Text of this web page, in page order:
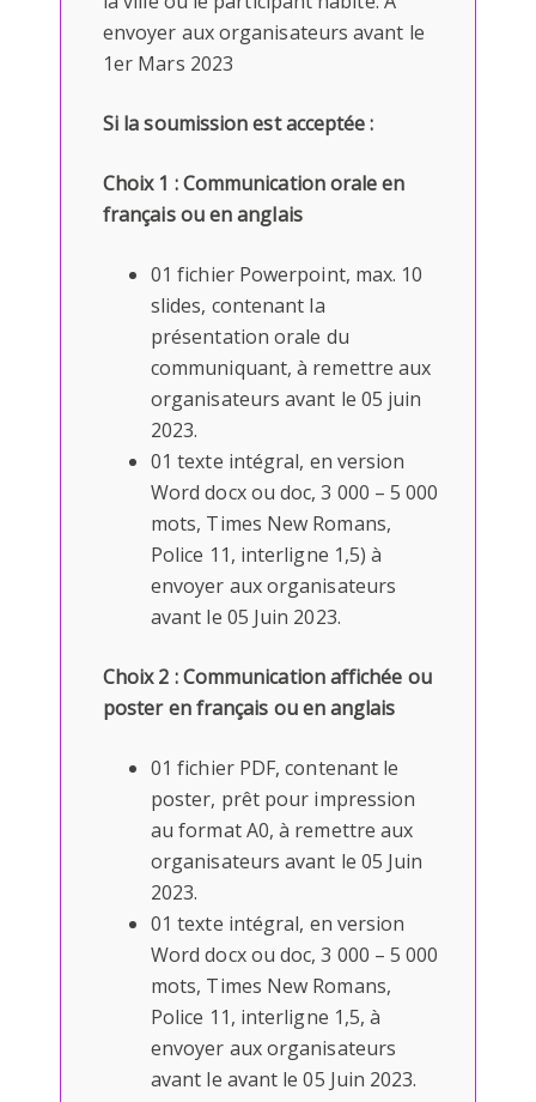
envoyer aux organisateurs avant le
1er Mars 2023
Si la soumission est acceptée :
Choix 1 : Communication orale en
français ou en anglais
01 fichier Powerpoint, max. 10
slides, contenant la
présentation orale du
communiquant, à remettre aux
organisateurs avant le 05 juin
2023.
01 texte intégral, en version
Word docx ou doc, 3 000 – 5 000
mots, Times New Romans,
Police 11, interligne 1,5) à
envoyer aux organisateurs
avant le 05 Juin 2023.
Choix 2 : Communication affichée ou
poster en français ou en anglais
01 fichier PDF, contenant le
poster, prêt pour impression
au format A0, à remettre aux
organisateurs avant le 05 Juin
2023.
01 texte intégral, en version
Word docx ou doc, 3 000 – 5 000
mots, Times New Romans,
Police 11, interligne 1,5, à
envoyer aux organisateurs
avant le avant le 05 Juin 2023.